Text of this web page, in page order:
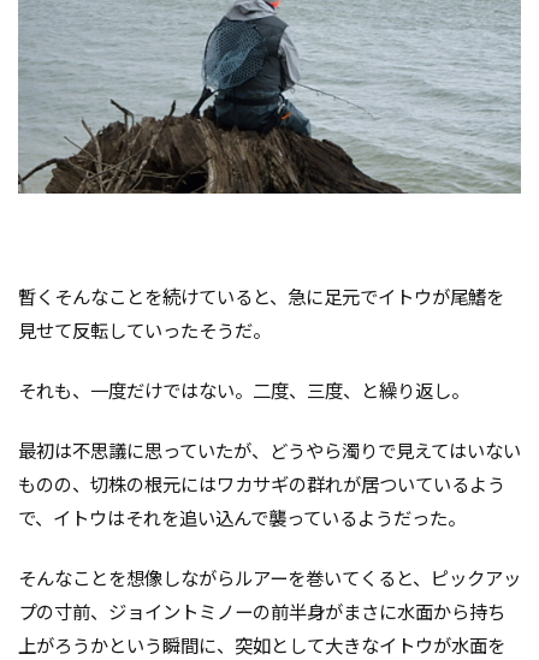
暫くそんなことを続けていると、急に足元でイトウが尾鰭を
見せて反転していったそうだ。
それも、一度だけではない。二度、三度、と繰り返し。
最初は不思議に思っていたが、どうやら濁りで見えてはいない
ものの、切株の根元にはワカサギの群れが居ついているよう
で、イトウはそれを追い込んで襲っているようだった。
そんなことを想像しながらルアーを巻いてくると、ピックアッ
プの寸前、ジョイントミノーの前半身がまさに水面から持ち
上がろうかという瞬間に、突如として大きなイトウが水面を